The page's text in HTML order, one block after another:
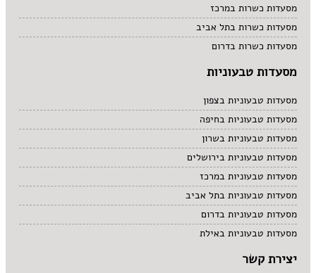
מסעדות כשרות במרכז
מסעדות כשרות בתל אביב
מסעדות כשרות בדרום
מסעדות טבעוניות
מסעדות טבעוניות בצפון
מסעדות טבעוניות בחיפה
מסעדות טבעוניות בשרון
מסעדות טבעוניות בירושלים
מסעדות טבעוניות במרכז
מסעדות טבעוניות בתל אביב
מסעדות טבעוניות בדרום
מסעדות טבעוניות באילת
יצירת קשר